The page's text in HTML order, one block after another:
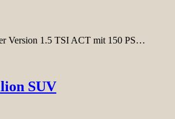
Version 1.5 TSI ACT mit 150 PS…
SUV